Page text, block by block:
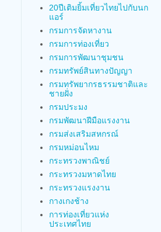
20ปีเติมยิ้มเที่ยวไทยไปกับนก
แอร์
กรมการจัดหางาน
กรมการท่องเที่ยว
กรมการพัฒนาชุมชน
กรมทรัพย์สินทางปัญญา
กรมทรัพยากรธรรมชาติและ
ชายฝั่ง
กรมประมง
กรมพัฒนาฝีมือแรงงาน
กรมส่งเสริมสหกรณ์
กรมหม่อนไหม
กระทรวงพาณิชย์
กระทรวงมหาดไทย
กระทรวงแรงงาน
กางเกงช้าง
การท่องเที่ยวแห่ง
ประเทศไทย